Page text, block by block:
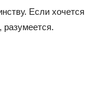
Если хочется
разумеется.